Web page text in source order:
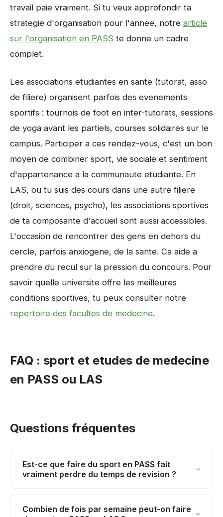
travail paie vraiment. Si tu veux approfondir ta
strategie d'organisation pour l'annee, notre article
sur l'organisation en PASS te donne un cadre
complet.
Les associations etudiantes en sante (tutorat, asso
de filiere) organisent parfois des evenements
sportifs : tournois de foot en inter-tutorats, sessions
de yoga avant les partiels, courses solidaires sur le
campus. Participer a ces rendez-vous, c'est un bon
moyen de combiner sport, vie sociale et sentiment
d'appartenance a la communaute etudiante. En
LAS, ou tu suis des cours dans une autre filiere
(droit, sciences, psycho), les associations sportives
de ta composante d'accueil sont aussi accessibles.
L'occasion de rencontrer des gens en dehors du
cercle, parfois anxiogene, de la sante. Ca aide a
prendre du recul sur la pression du concours. Pour
savoir quelle universite offre les meilleures
conditions sportives, tu peux consulter notre
repertoire des facultes de medecine.
FAQ : sport et etudes de medecine
en PASS ou LAS
Questions fréquentes
Est-ce que faire du sport en PASS fait
vraiment perdre du temps de revision ?
duree et la frequence. Trois seances de 30 a
Combien de fois par semaine peut-on faire